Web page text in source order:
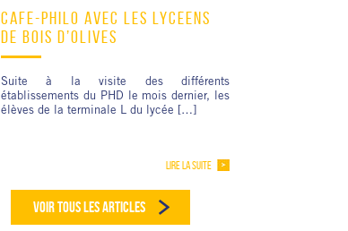
CAFÉ-PHILO AVEC LES LYCÉENS
DE BOIS D’OLIVES
Suite à la visite des différents
établissements du PHD le mois dernier, les
élèves de la terminale L du lycée […]
LIRE LA SUITE
VOIR TOUS LES ARTICLES